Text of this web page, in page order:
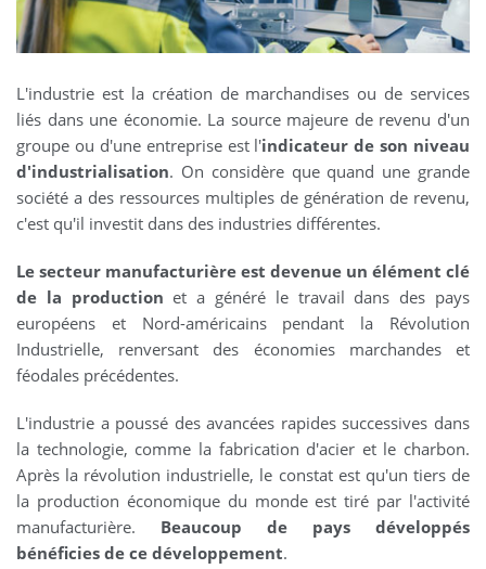
L'industrie est la création de marchandises ou de services
liés dans une économie. La source majeure de revenu d'un
groupe ou d'une entreprise est l'indicateur de son niveau
d'industrialisation. On considère que quand une grande
société a des ressources multiples de génération de revenu,
c'est qu'il investit dans des industries différentes.
Le secteur manufacturière est devenue un élément clé
de la production et a généré le travail dans des pays
européens et Nord-américains pendant la Révolution
Industrielle, renversant des économies marchandes et
féodales précédentes.
L'industrie a poussé des avancées rapides successives dans
la technologie, comme la fabrication d'acier et le charbon.
Après la révolution industrielle, le constat est qu'un tiers de
la production économique du monde est tiré par l'activité
manufacturière. Beaucoup de pays développés
bénéficies de ce développement.